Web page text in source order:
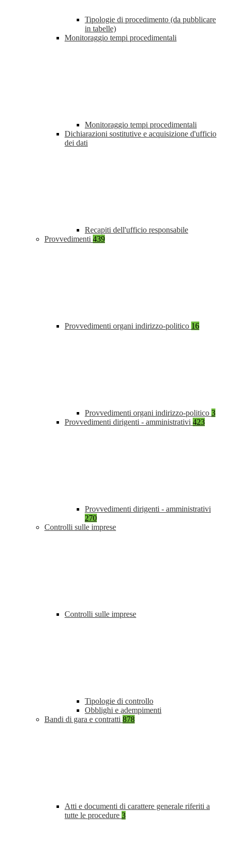
Tipologie di procedimento (da pubblicare
in tabelle)
Monitoraggio tempi procedimentali
Monitoraggio tempi procedimentali
Dichiarazioni sostitutive e acquisizione d'ufficio
dei dati
Recapiti dell'ufficio responsabile
Provvedimenti 439
Provvedimenti organi indirizzo-politico 16
Provvedimenti organi indirizzo-politico 3
Provvedimenti dirigenti - amministrativi 423
Provvedimenti dirigenti - amministrativi
270
Controlli sulle imprese
Controlli sulle imprese
Tipologie di controllo
Obblighi e adempimenti
Bandi di gara e contratti 878
Atti e documenti di carattere generale riferiti a
tutte le procedure 3